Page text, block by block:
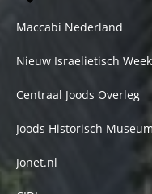
Maccabi Nederland
Nieuw Israelietisch
Centraal Joods Overleg
Joods Historisch Museum
Jonet.nl